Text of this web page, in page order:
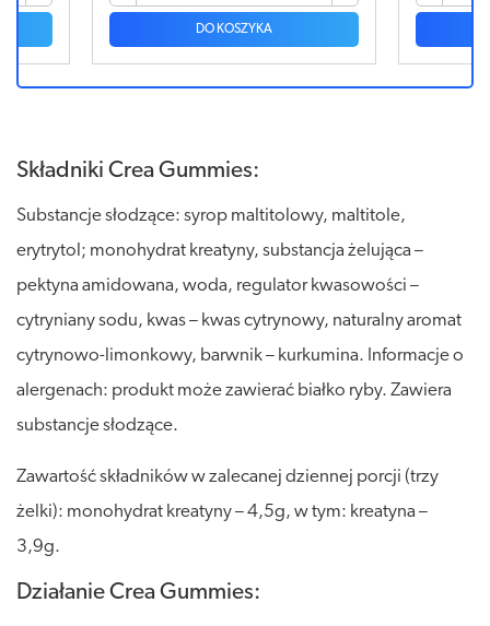
DO KOSZYKA
Składniki Crea Gummies:
Substancje słodzące: syrop maltitolowy, maltitole,
erytrytol; monohydrat kreatyny, substancja żelująca –
pektyna amidowana, woda, regulator kwasowości –
cytryniany sodu, kwas – kwas cytrynowy, naturalny aromat
cytrynowo-limonkowy, barwnik – kurkumina. Informacje o
alergenach: produkt może zawierać białko ryby. Zawiera
substancje słodzące.
Zawartość składników w zalecanej dziennej porcji (trzy
żelki): monohydrat kreatyny – 4,5g, w tym: kreatyna –
3,9g.
Działanie Crea Gummies: